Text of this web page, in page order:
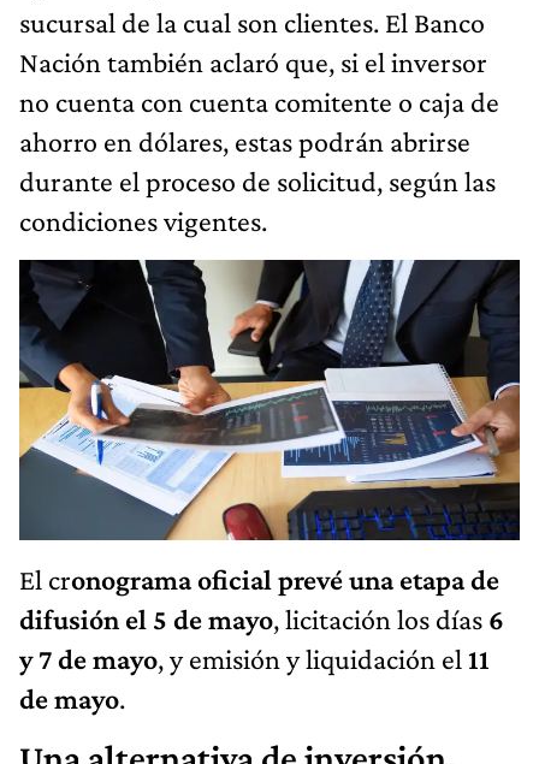
sucursal de la cual son clientes. El Banco
Nación también aclaró que, si el inversor
no cuenta con cuenta comitente o caja de
ahorro en dólares, estas podrán abrirse
durante el proceso de solicitud, según las
condiciones vigentes.
El cronograma oficial prevé una etapa de
difusión el 5 de mayo, licitación los días 6
y 7 de mayo, y emisión y liquidación el 11
de mayo.